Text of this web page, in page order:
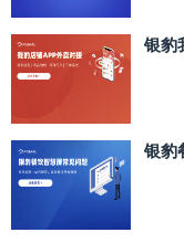
银豹
银豹